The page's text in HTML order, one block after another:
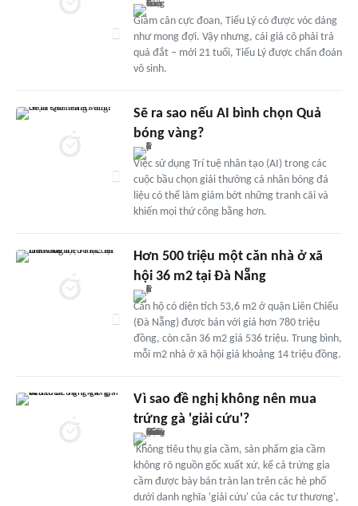
Giảm cân cực đoan, Tiểu Lý có được vóc dáng
như mong đợi. Vậy nhưng, cái giá cô phải trả
quá đắt – mới 21 tuổi, Tiểu Lý được chẩn đoán
vô sinh.
Sẽ ra sao nếu AI bình chọn Quả
bóng vàng?
Việc sử dụng Trí tuệ nhân tạo (AI) trong các
cuộc bầu chọn giải thưởng cá nhân bóng đá
liệu có thể làm giảm bớt những tranh cãi và
khiến mọi thứ công bằng hơn.
Hơn 500 triệu một căn nhà ở xã
hội 36 m2 tại Đà Nẵng
Căn hộ có diện tích 53,6 m2 ở quận Liên Chiểu
(Đà Nẵng) được bán với giá hơn 780 triệu
đồng, còn căn 36 m2 giá 536 triệu. Trung bình,
mỗi m2 nhà ở xã hội giá khoảng 14 triệu đồng.
Vì sao đề nghị không nên mua
trứng gà 'giải cứu'?
'Không tiêu thụ gia cầm, sản phẩm gia cầm
không rõ nguồn gốc xuất xứ, kể cả trứng gia
cầm được bày bán tràn lan trên các hè phố
dưới danh nghĩa 'giải cứu' của các tư thương',